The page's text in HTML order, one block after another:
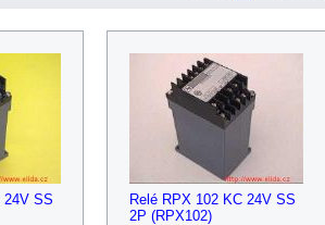
24V SS
Relé RPX 102 KC 24V SS
2P (RPX102)